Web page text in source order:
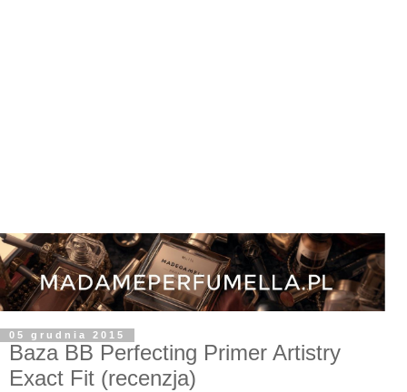
05 grudnia 2015
Baza BB Perfecting Primer Artistry
Exact Fit (recenzja)